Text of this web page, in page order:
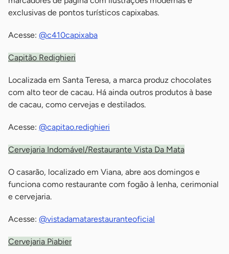
exclusivas de pontos turísticos capixabas.
Acesse: @c410capixaba
Capitão Redighieri
Localizada em Santa Teresa, a marca produz chocolates
com alto teor de cacau. Há ainda outros produtos à base
de cacau, como cervejas e destilados.
Acesse: @capitao.redighieri
Cervejaria Indomável/Restaurante Vista Da Mata
O casarão, localizado em Viana, abre aos domingos e
funciona como restaurante com fogão à lenha, cerimonial
e cervejaria.
Acesse: @vistadamatarestauranteoficial
Cervejaria Piabier